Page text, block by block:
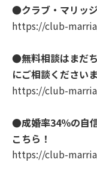
●クラブ・マリッ
https://club-
●無料相談はまだ
にご相談くださいま
https://club-
●成婚率34％の自
こちら！
https://club-